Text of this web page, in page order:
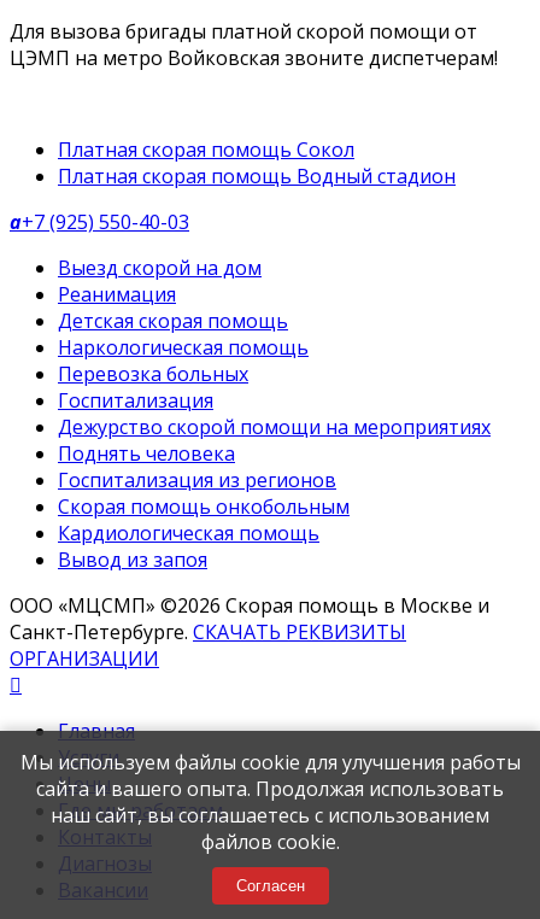
Мы используем файлы cookie для улучшения работы
сайта и вашего опыта. Продолжая использовать
наш сайт, вы соглашаетесь с использованием
файлов cookie.
Согласен
Для вызова бригады платной скорой помощи от
ЦЭМП на метро Войковская звоните диспетчерам!
Платная скорая помощь Сокол
Платная скорая помощь Водный стадион
a+7 (925) 550-40-03
Выезд скорой на дом
Реанимация
Детская скорая помощь
Наркологическая помощь
Перевозка больных
Госпитализация
Дежурство скорой помощи на мероприятиях
Поднять человека
Госпитализация из регионов
Скорая помощь онкобольным
Кардиологическая помощь
Вывод из запоя
ООО «МЦСМП» ©2026 Скорая помощь в Москве и
Санкт-Петербурге. СКАЧАТЬ РЕКВИЗИТЫ
ОРГАНИЗАЦИИ
Главная
Услуги
Цены
Где мы работаем
Контакты
Диагнозы
Вакансии